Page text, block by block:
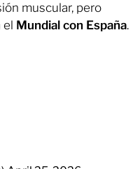
muscular, pero
el Mundial con España.